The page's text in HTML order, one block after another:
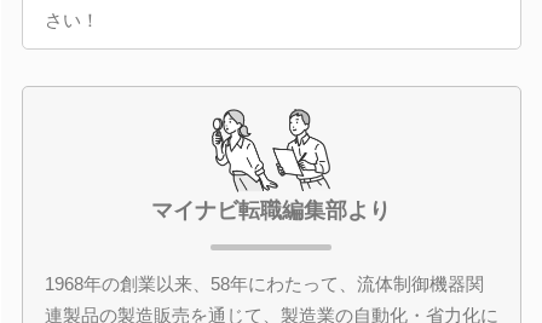
さい！
マイナビ転職編集部より
1968年の創業以来、58年にわたって、流体制御機器関
連製品の製造販売を通じて、製造業の自動化・省力化に